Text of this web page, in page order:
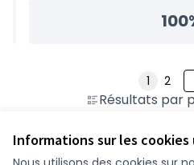
Informations sur les
Résultats par
1 2